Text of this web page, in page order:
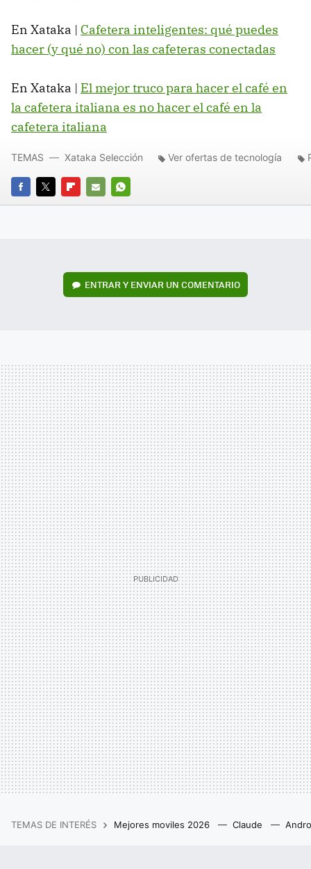
En Xataka | Cafetera inteligentes: qué puedes
hacer (y qué no) con las cafeteras conectadas
En Xataka | El mejor truco para hacer el café en
la cafetera italiana es no hacer el café en la
cafetera italiana
FACEBOOK
TWITTERFLIPBOARD
E-
WHATSAPP
TEMAS Xataka Selección Ver ofertas de tecnología
ENTRAR Y ENVIAR UN COMENTARIO
TEMAS DE INTERÉS Mejores moviles 2026 Claude